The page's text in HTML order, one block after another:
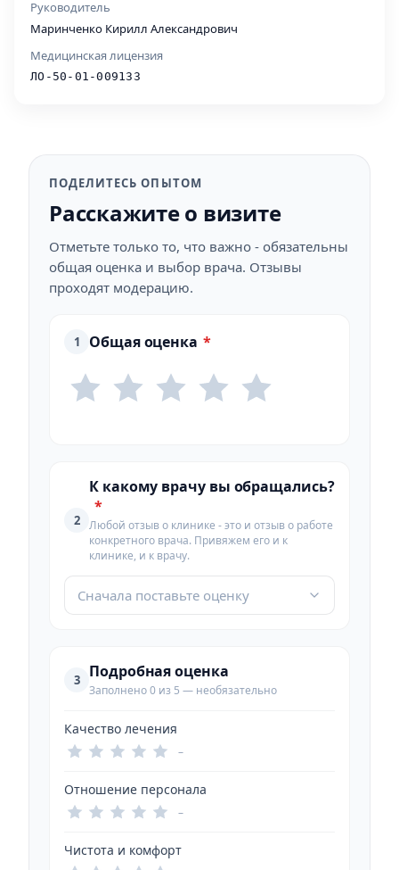
Руководитель
Маринченко Кирилл Александрович
Медицинская лицензия
ЛО-50-01-009133
ПОДЕЛИТЕСЬ ОПЫТОМ
Расскажите о визите
Отметьте только то, что важно - обязательны
общая оценка и выбор врача. Отзывы
проходят модерацию.
1 Общая оценка *
2
К какому врачу вы обращались?
*
Любой отзыв о клинике - это и отзыв о работе
конкретного врача. Привяжем его и к
клинике, и к врачу.
Сначала поставьте оценку
3 Подробная оценка
Заполнено 0 из 5 — необязательно
Качество лечения
–
Отношение персонала
–
Чистота и комфорт